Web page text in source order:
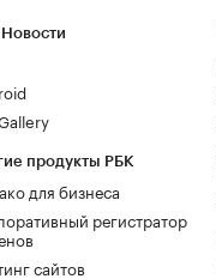
продукты РБК
для бизнеса
регистратор
сайтов